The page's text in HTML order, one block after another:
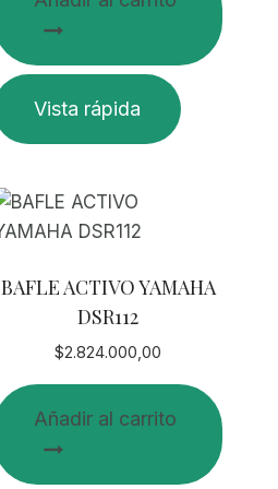
Vista rápida
BAFLE ACTIVO YAMAHA
DSR112
$2.824.000,00
Añadir al carrito